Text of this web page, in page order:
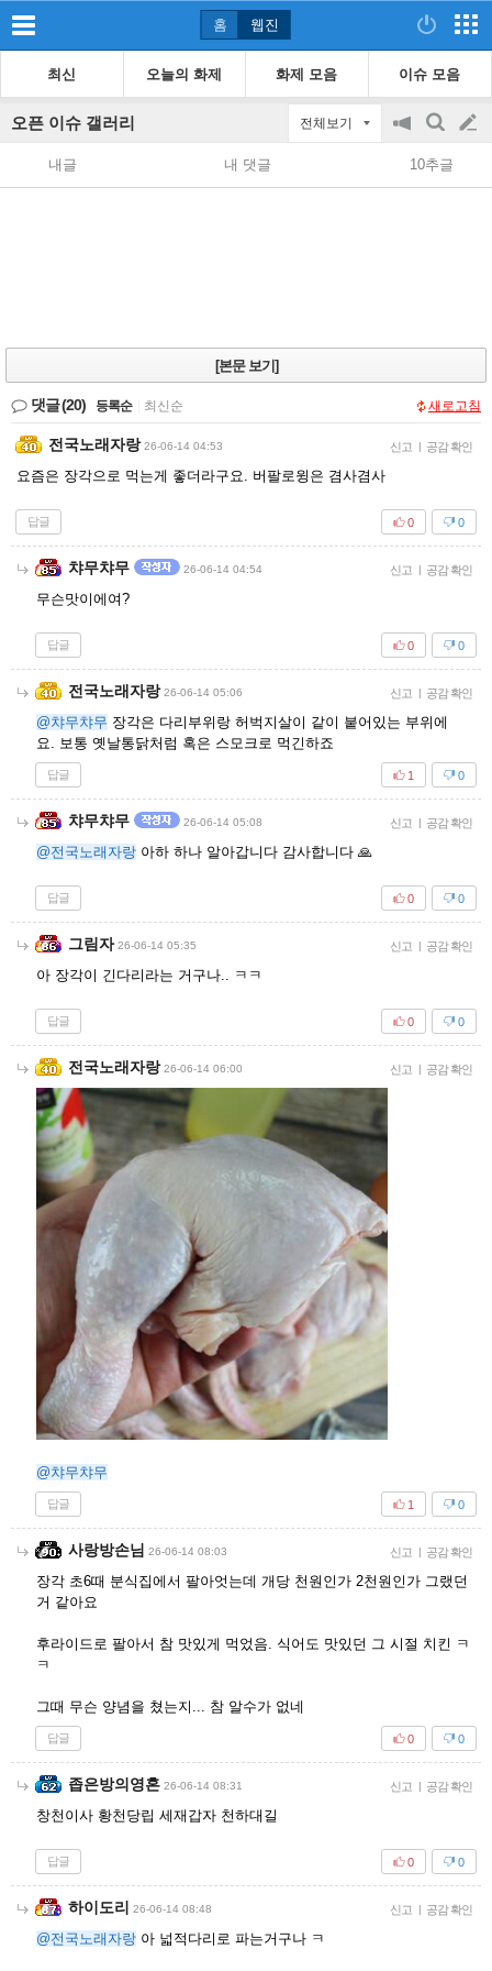
홈 웹진
최신 오늘의 화제 화제 모음 이슈 모음
오픈 이슈 갤러리 전체보기
공
지
on/off
검
색
글
쓰
내글 내 댓글 10추글
[본문 보기]
댓글(20) 등록순 최신순 새로고침
전국노래자랑 26-06-14 04:53 신고 | 공감 확인
요즘은 장각으로 먹는게 좋더라구요. 버팔로윙은 겸사겸사
답글 0
0
챠무챠무 26-06-14 04:54 신고 | 공감 확인
무슨맛이에여?
답글 0
0
전국노래자랑 26-06-14 05:06 신고 | 공감 확인
@챠무챠무 장각은 다리부위랑 허벅지살이 같이 붙어있는 부위에
요. 보통 옛날통닭처럼 혹은 스모크로 먹긴하죠
답글 0
1
챠무챠무 26-06-14 05:08 신고 | 공감 확인
@전국노래자랑 아하 하나 알아갑니다 감사합니다 🙏
답글 0
0
그림자 26-06-14 05:35 신고 | 공감 확인
아 장각이 긴다리라는 거구나.. ㅋㅋ
답글 0
0
전국노래자랑 26-06-14 06:00 신고 | 공감 확인
@챠무챠무
답글 0
1
사랑방손님 26-06-14 08:03 신고 | 공감 확인
장각 초6때 분식집에서 팔아엇는데 개당 천원인가 2천원인가 그랬던
거 같아요
후라이드로 팔아서 참 맛있게 먹었음. 식어도 맛있던 그 시절 치킨 ㅋ
ㅋ
그때 무슨 양념을 쳤는지... 참 알수가 없네
답글 0
0
좁은방의영혼 26-06-14 08:31 신고 | 공감 확인
창천이사 황천당립 세재갑자 천하대길
답글 0
0
하이도리 26-06-14 08:48 신고 | 공감 확인
@전국노래자랑 아 넓적다리로 파는거구나 ㅋ